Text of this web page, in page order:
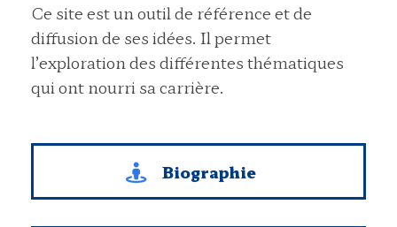
Ce site est un outil de référence et de
diffusion de ses idées. Il permet
l’exploration des différentes thématiques
qui ont nourri sa carrière.
Biographie